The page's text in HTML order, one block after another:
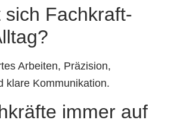
sich Fachkraft-
Arbeiten, Präzision,
klare Kommunikation.
immer auf